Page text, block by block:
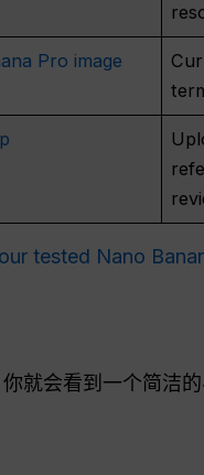
Pro image
tested Nano
就会看到一个简洁